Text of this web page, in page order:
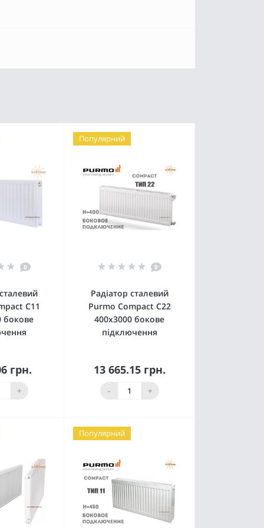
0
C11
бокове
грн.
+
Популярний
0
Радіатор сталевий
Purmo Compact C22
400x3000 бокове
підключення
13 665.15 грн.
- +
Купити
Популярний